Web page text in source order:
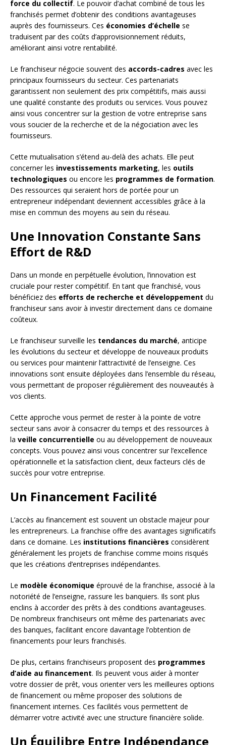
force du collectif. Le pouvoir d’achat combiné de tous les
franchisés permet d’obtenir des conditions avantageuses
auprès des fournisseurs. Ces économies d’échelle se
traduisent par des coûts d’approvisionnement réduits,
améliorant ainsi votre rentabilité.
Le franchiseur négocie souvent des accords-cadres avec les
principaux fournisseurs du secteur. Ces partenariats
garantissent non seulement des prix compétitifs, mais aussi
une qualité constante des produits ou services. Vous pouvez
ainsi vous concentrer sur la gestion de votre entreprise sans
vous soucier de la recherche et de la négociation avec les
fournisseurs.
Cette mutualisation s’étend au-delà des achats. Elle peut
concerner les investissements marketing, les outils
technologiques ou encore les programmes de formation.
Des ressources qui seraient hors de portée pour un
entrepreneur indépendant deviennent accessibles grâce à la
mise en commun des moyens au sein du réseau.
Une Innovation Constante Sans
Effort de R&D
Dans un monde en perpétuelle évolution, l’innovation est
cruciale pour rester compétitif. En tant que franchisé, vous
bénéficiez des efforts de recherche et développement du
franchiseur sans avoir à investir directement dans ce domaine
coûteux.
Le franchiseur surveille les tendances du marché, anticipe
les évolutions du secteur et développe de nouveaux produits
ou services pour maintenir l’attractivité de l’enseigne. Ces
innovations sont ensuite déployées dans l’ensemble du réseau,
vous permettant de proposer régulièrement des nouveautés à
vos clients.
Cette approche vous permet de rester à la pointe de votre
secteur sans avoir à consacrer du temps et des ressources à
la veille concurrentielle ou au développement de nouveaux
concepts. Vous pouvez ainsi vous concentrer sur l’excellence
opérationnelle et la satisfaction client, deux facteurs clés de
succès pour votre entreprise.
Un Financement Facilité
L’accès au financement est souvent un obstacle majeur pour
les entrepreneurs. La franchise offre des avantages significatifs
dans ce domaine. Les institutions financières considèrent
généralement les projets de franchise comme moins risqués
que les créations d’entreprises indépendantes.
Le modèle économique éprouvé de la franchise, associé à la
notoriété de l’enseigne, rassure les banquiers. Ils sont plus
enclins à accorder des prêts à des conditions avantageuses.
De nombreux franchiseurs ont même des partenariats avec
des banques, facilitant encore davantage l’obtention de
financements pour leurs franchisés.
De plus, certains franchiseurs proposent des programmes
d’aide au financement. Ils peuvent vous aider à monter
votre dossier de prêt, vous orienter vers les meilleures options
de financement ou même proposer des solutions de
financement internes. Ces facilités vous permettent de
démarrer votre activité avec une structure financière solide.
Un Équilibre Entre Indépendance